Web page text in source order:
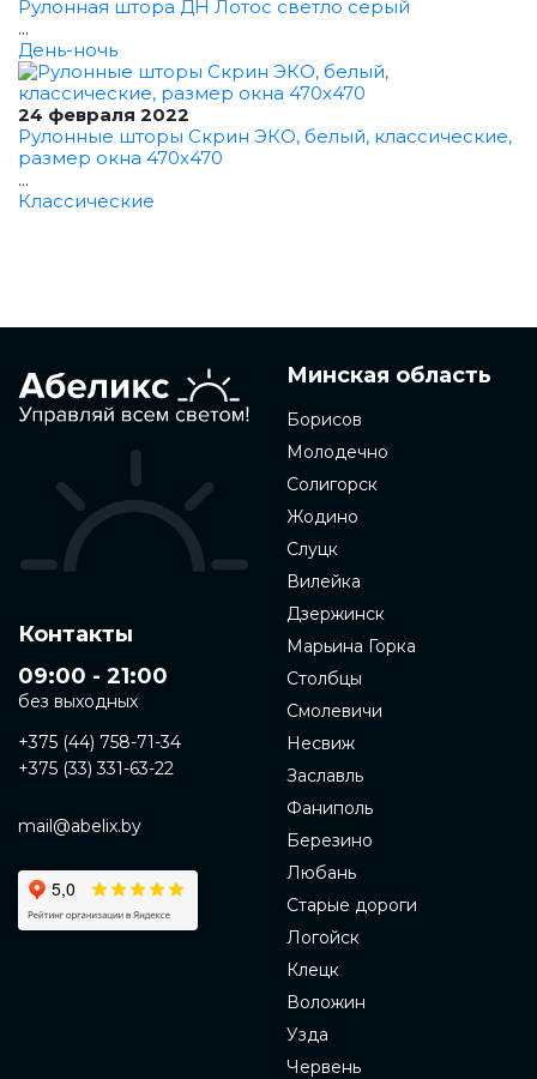
Рулонная штора ДН Лотос светло серый
...
День-ночь
24 февраля 2022
Рулонные шторы Скрин ЭКО, белый, классические,
размер окна 470x470
...
Классические
Контакты
09:00 - 21:00
без выходных
+375 (44) 758-71-34
+375 (33) 331-63-22
mail@abelix.by
Минская область
Борисов
Молодечно
Солигорск
Жодино
Слуцк
Вилейка
Дзержинск
Марьина Горка
Столбцы
Смолевичи
Несвиж
Заславль
Фаниполь
Березино
Любань
Старые дороги
Логойск
Клецк
Воложин
Узда
Червень